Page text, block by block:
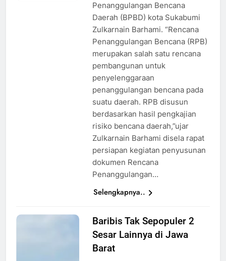
Penanggulangan Bencana
Daerah (BPBD) kota Sukabumi
Zulkarnain Barhami. “Rencana
Penanggulangan Bencana (RPB)
merupakan salah satu rencana
pembangunan untuk
penyelenggaraan
penanggulangan bencana pada
suatu daerah. RPB disusun
berdasarkan hasil pengkajian
risiko bencana daerah,”ujar
Zulkarnain Barhami disela rapat
persiapan kegiatan penyusunan
dokumen Rencana
Penanggulangan…
Selengkapnya..
Baribis Tak Sepopuler 2
Sesar Lainnya di Jawa
Barat